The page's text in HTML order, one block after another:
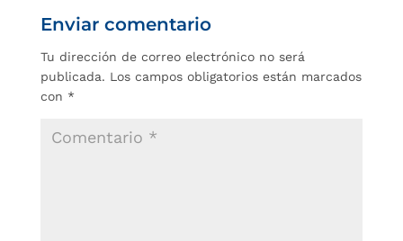
Enviar comentario
Tu dirección de correo electrónico no será
publicada. Los campos obligatorios están marcados
con *